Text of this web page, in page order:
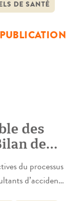
des
DE SANTÉ
des
de
du processus
d’accidents